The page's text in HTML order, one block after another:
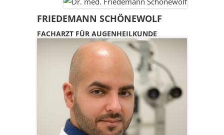
FRIEDEMANN SCHÖNEWOLF
FACHARZT FÜR AUGENHEILKUNDE